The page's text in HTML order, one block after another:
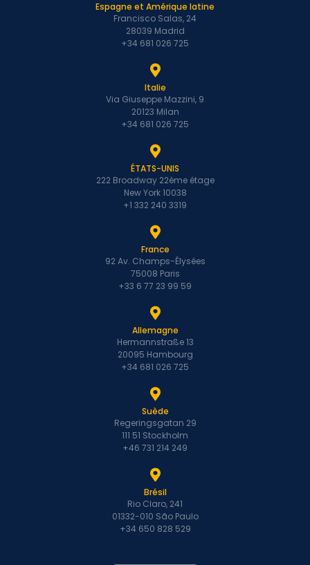
Espagne et Amérique latine
Francisco Salas, 24
28039 Madrid
+34 681 026 725
Italie
Via Giuseppe Mazzini, 9
20123 Milan
+34 681 026 725
ÉTATS-UNIS
222 Broadway 22ème étage
New York 10038
+1 332 240 3319
France
92 Av. Champs-Élysées
75008 Paris
+33 6 77 23 99 59
Allemagne
Hermannstraße 13
20095 Hambourg
+34 681 026 725
Suède
Regeringsgatan 29
111 51 Stockholm
+46 731 214 249
Brésil
Rio Claro, 241
01332-010 São Paulo
+34 650 828 529